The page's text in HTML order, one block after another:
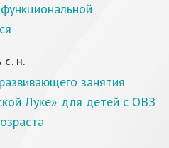
С. Н.
занятия
Луке» для детей с ОВЗ